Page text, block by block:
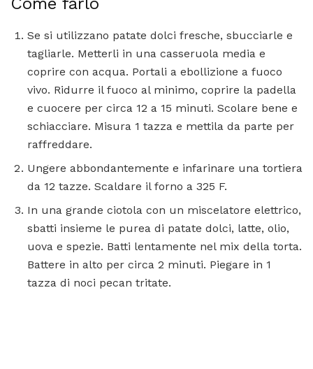
Se si utilizzano patate dolci fresche, sbucciarle e
tagliarle. Metterli in una casseruola media e
coprire con acqua. Portali a ebollizione a fuoco
vivo. Ridurre il fuoco al minimo, coprire la padella
e cuocere per circa 12 a 15 minuti. Scolare bene e
schiacciare. Misura 1 tazza e mettila da parte per
raffreddare.
Ungere abbondantemente e infarinare una tortiera
da 12 tazze. Scaldare il forno a 325 F.
In una grande ciotola con un miscelatore elettrico,
sbatti insieme le purea di patate dolci, latte, olio,
uova e spezie. Batti lentamente nel mix della torta.
Battere in alto per circa 2 minuti. Piegare in 1
tazza di noci pecan tritate.